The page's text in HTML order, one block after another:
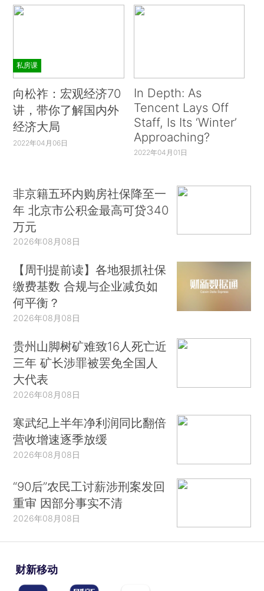
私房课
向松祚：宏观经济70
讲，带你了解国内外
经济大局
2022年04月06日
In Depth: As
Tencent Lays Off
Staff, Is Its ‘Winter’
Approaching?
2022年04月01日
非京籍五环内购房社保降至一
年 北京市公积金最高可贷340
万元
2026年08月08日
【周刊提前读】各地狠抓社保
缴费基数 合规与企业减负如
何平衡？
2026年08月08日
贵州山脚树矿难致16人死亡近
三年 矿长涉罪被罢免全国人
大代表
2026年08月08日
寒武纪上半年净利润同比翻倍
营收增速逐季放缓
2026年08月08日
“90后”农民工讨薪涉刑案发回
重审 因部分事实不清
2026年08月08日
财新移动